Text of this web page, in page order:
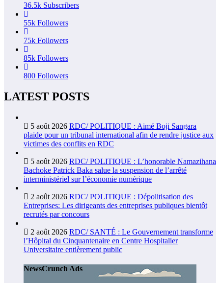
36.5k Subscribers
55k Followers
75k Followers
85k Followers
800 Followers
LATEST POSTS
5 août 2026 RDC/ POLITIQUE : Aimé Boji Sangara
plaide pour un tribunal international afin de rendre justice aux
victimes des conflits en RDC
5 août 2026 RDC/ POLITIQUE : L’honorable Namazihana
Bachoke Patrick Baka salue la suspension de l’arrêté
interministériel sur l’économie numérique
2 août 2026 RDC/ POLITIQUE : Dépolitisation des
Entreprises: Les dirigeants des entreprises publiques bientôt
recrutés par concours
2 août 2026 RDC/ SANTÉ : Le Gouvernement transforme
l’Hôpital du Cinquantenaire en Centre Hospitalier
Universitaire entièrement public
NewsCrunch Ads